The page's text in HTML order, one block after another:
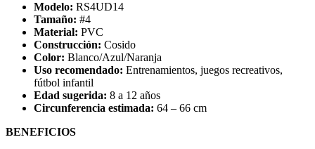
Modelo: RS4UD14
Tamaño: #4
Material: PVC
Construcción: Cosido
Color: Blanco/Azul/Naranja
Uso recomendado: Entrenamientos, juegos recreativos,
fútbol infantil
Edad sugerida: 8 a 12 años
Circunferencia estimada: 64 – 66 cm
BENEFICIOS